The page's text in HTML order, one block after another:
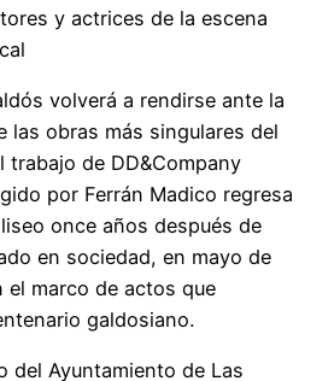
y actrices de la escena
volverá a rendirse ante la
las obras más singulares del
trabajo de DD&Company
por Ferrán Madico regresa
once años después de
en sociedad, en mayo de
el marco de actos que
galdosiano.
del Ayuntamiento de Las